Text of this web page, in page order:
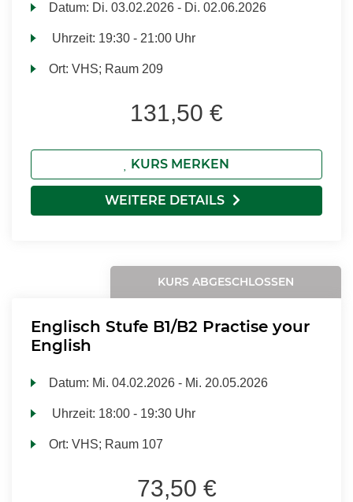
Datum: Di. 03.02.2026 - Di. 02.06.2026
Uhrzeit: 19:30 - 21:00 Uhr
Ort:VHS; Raum 209
131,50 €
KURS MERKEN
WEITERE DETAILS
KURS ABGESCHLOSSEN
Englisch Stufe B1/B2 Practise your
English
Datum: Mi. 04.02.2026 - Mi. 20.05.2026
Uhrzeit: 18:00 - 19:30 Uhr
Ort:VHS; Raum 107
73,50 €